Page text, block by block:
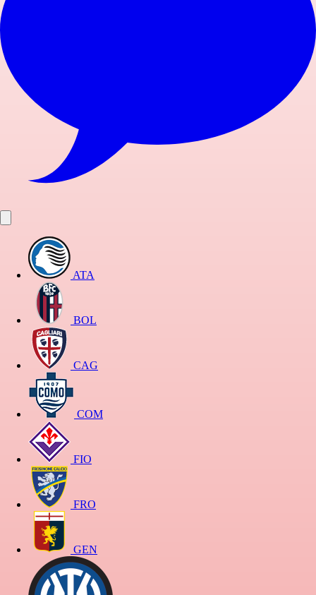
ATA
BOL
CAG
COM
FIO
FRO
GEN